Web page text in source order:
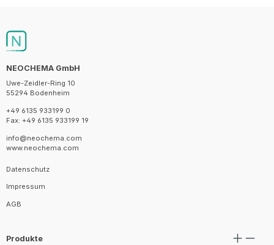
NEOCHEMA GmbH
Uwe-Zeidler-Ring 10
55294 Bodenheim
+49 6135 933199 0
Fax: +49 6135 933199 19
info@neochema.com
www.neochema.com
Datenschutz
Impressum
AGB
Produkte